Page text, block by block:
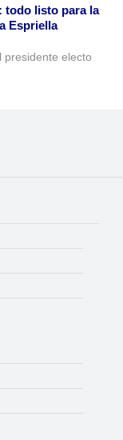
todo listo para la
Espriella
electo